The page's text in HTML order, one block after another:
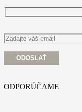
ODPORÚČAME